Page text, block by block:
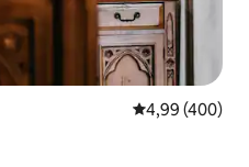
4,99 de uma
4,99 (400)